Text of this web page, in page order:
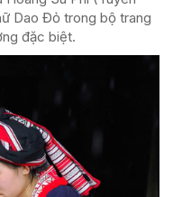
Dao Đỏ trong bộ trang
đặc biệt.